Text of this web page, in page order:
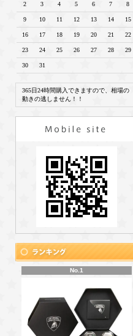
2 3 4 5 6 7 8
9 10 11 12 13 14 15
16 17 18 19 20 21 22
23 24 25 26 27 28 29
30 31
365日24時間購入できますので、相場の
動きの逃しません！！
No.1